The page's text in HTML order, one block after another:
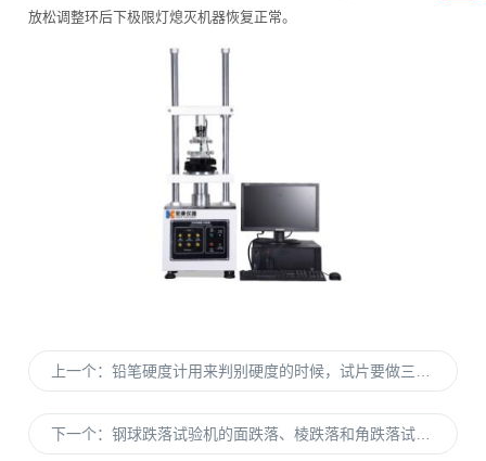
放松调整环后下极限灯熄灭机器恢复正常。
上一个：铅笔硬度计用来判别硬度的时候，试片要做三个以上的位置
下一个：钢球跌落试验机的面跌落、棱跌落和角跌落试验分别是怎么操作的